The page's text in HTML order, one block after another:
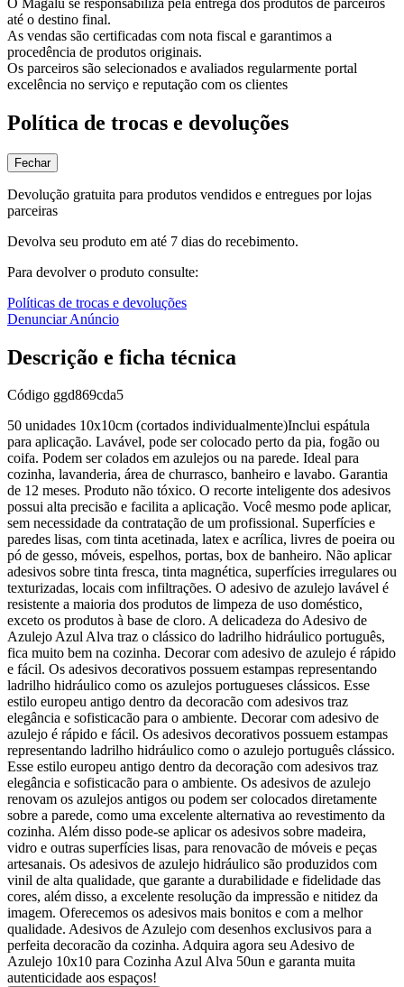
até o destino final.
As vendas são certificadas com nota fiscal e garantimos a
procedência de produtos originais.
Os parceiros são selecionados e avaliados regularmente portal
excelência no serviço e reputação com os clientes
Política de trocas e devoluções
Fechar
Devolução gratuita para produtos vendidos e entregues por lojas
parceiras
Devolva seu produto em até 7 dias do recebimento.
Para devolver o produto consulte:
Políticas de trocas e devoluções
Denunciar Anúncio
Descrição e ficha técnica
Código ggd869cda5
50 unidades 10x10cm (cortados individualmente)Inclui espátula
para aplicação. Lavável, pode ser colocado perto da pia, fogão ou
coifa. Podem ser colados em azulejos ou na parede. Ideal para
cozinha, lavanderia, área de churrasco, banheiro e lavabo. Garantia
de 12 meses. Produto não tóxico. O recorte inteligente dos adesivos
possui alta precisão e facilita a aplicação. Você mesmo pode aplicar,
sem necessidade da contratação de um profissional. Superfícies e
paredes lisas, com tinta acetinada, latex e acrílica, livres de poeira ou
pó de gesso, móveis, espelhos, portas, box de banheiro. Não aplicar
adesivos sobre tinta fresca, tinta magnética, superfícies irregulares ou
texturizadas, locais com infiltrações. O adesivo de azulejo lavável é
resistente a maioria dos produtos de limpeza de uso doméstico,
exceto os produtos à base de cloro. A delicadeza do Adesivo de
Azulejo Azul Alva traz o clássico do ladrilho hidráulico português,
fica muito bem na cozinha. Decorar com adesivo de azulejo é rápido
e fácil. Os adesivos decorativos possuem estampas representando
ladrilho hidráulico como os azulejos portugueses clássicos. Esse
estilo europeu antigo dentro da decoracão com adesivos traz
elegância e sofisticacão para o ambiente. Decorar com adesivo de
azulejo é rápido e fácil. Os adesivos decorativos possuem estampas
representando ladrilho hidráulico como o azulejo português clássico.
Esse estilo europeu antigo dentro da decoração com adesivos traz
elegância e sofisticacão para o ambiente. Os adesivos de azulejo
renovam os azulejos antigos ou podem ser colocados diretamente
sobre a parede, como uma excelente alternativa ao revestimento da
cozinha. Além disso pode-se aplicar os adesivos sobre madeira,
vidro e outras superfícies lisas, para renovacão de móveis e peças
artesanais. Os adesivos de azulejo hidráulico são produzidos com
vinil de alta qualidade, que garante a durabilidade e fidelidade das
cores, além disso, a excelente resolução da impressão e nitidez da
imagem. Oferecemos os adesivos mais bonitos e com a melhor
qualidade. Adesivos de Azulejo com desenhos exclusivos para a
perfeita decoracão da cozinha. Adquira agora seu Adesivo de
Azulejo 10x10 para Cozinha Azul Alva 50un e garanta muita
autenticidade aos espaços!